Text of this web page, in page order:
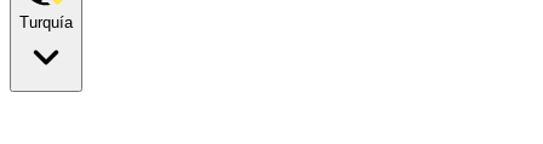
Turquía